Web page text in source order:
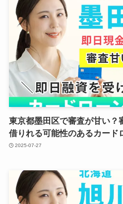
東京都墨田区で審査が甘い？
借りれる可能性のあるカード
2025-07-27